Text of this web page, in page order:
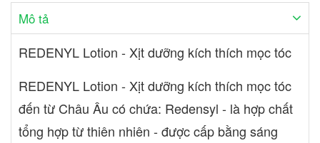
biệt điều trị rụng tóc theo mảng, tóc thưa, tóc hói di truyền, rụng
tóc sau sinh, rụng tóc tuổi trung niên ƯU ĐIỂM CỦA REDENYL
1. Theo nghiên cứu, Redenyl cho kết quả tốt gấp 2 lần so với
Minoxidil 2. REDENYL: thơm nhẹ, không gây bết dính, an toàn,
lượng tóc mọc lại được từ 10.000- 28.200 sợi 4. Là phương pháp
điều trị tại chỗ an toàn, hiệu quả cho rụng tóc nội tiết. CÁCH
DÙNG 1. Sau khi gội đầu xong, lau đầu để tóc còn hơi ẩm rồi xịt
dưỡng REDENYL lên vùng da đầu cần điều trị 2. Xịt 2-3 lần/ngày,
Mô tả
REDENYL Lotion - Xịt dưỡng kích thích mọc tóc
REDENYL Lotion - Xịt dưỡng kích thích mọc tóc
đến từ Châu Âu có chứa: Redensyl - là hợp chất
tổng hợp từ thiên nhiên - được cấp bằng sáng